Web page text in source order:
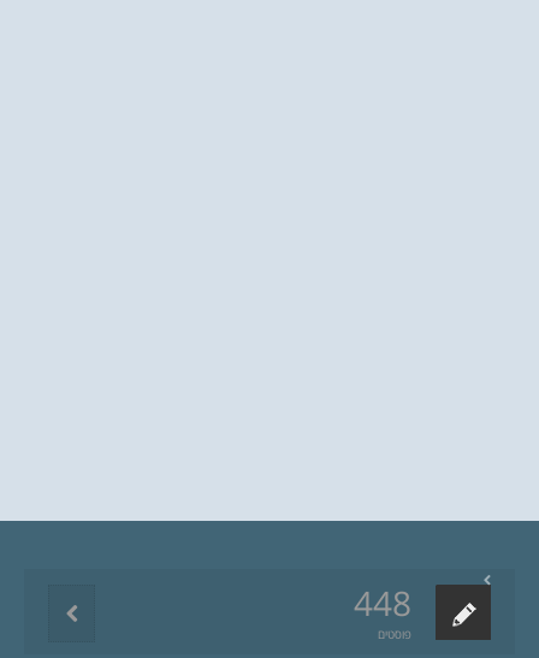
448
פוסטים